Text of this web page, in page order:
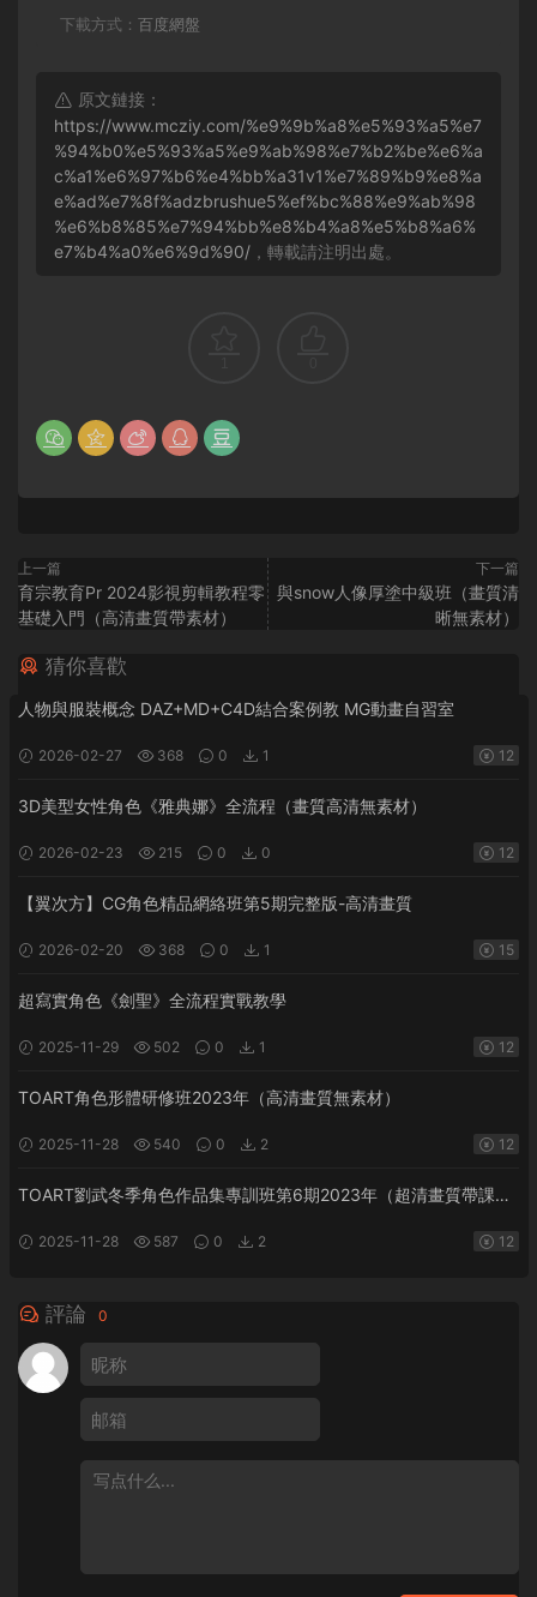
下載方式： 百度網盤
原文鏈接：
https://www.mcziy.com/%e9%9b%a8%e5%93%a5%e7
%94%b0%e5%93%a5%e9%ab%98%e7%b2%be%e6%a
c%a1%e6%97%b6%e4%bb%a31v1%e7%89%b9%e8%a
e%ad%e7%8f%adzbrushue5%ef%bc%88%e9%ab%98
%e6%b8%85%e7%94%bb%e8%b4%a8%e5%b8%a6%
e7%b4%a0%e6%9d%90/ ，轉載請注明出處。
上一篇
育宗教育Pr 2024影視剪輯教程零
基礎入門（高清畫質帶素材）
下一篇
與snow人像厚塗中級班（畫質清
晰無素材）
猜你喜歡
人物與服裝概念 DAZ+MD+C4D結合案例教 MG動畫自習室
2026-02-27 368 0 1 12
3D美型女性角色《雅典娜》全流程（畫質高清無素材）
2026-02-23 215 0 0 12
【翼次方】CG角色精品網絡班第5期完整版-高清畫質
2026-02-20 368 0 1 15
超寫實角色《劍聖》全流程實戰教學
2025-11-29 502 0 1 12
TOART角色形體研修班2023年（高清畫質無素材）
2025-11-28 540 0 2 12
TOART劉武冬季角色作品集專訓班第6期2023年（超清畫質帶課
2025-11-28 587 0 2 12
評論 0